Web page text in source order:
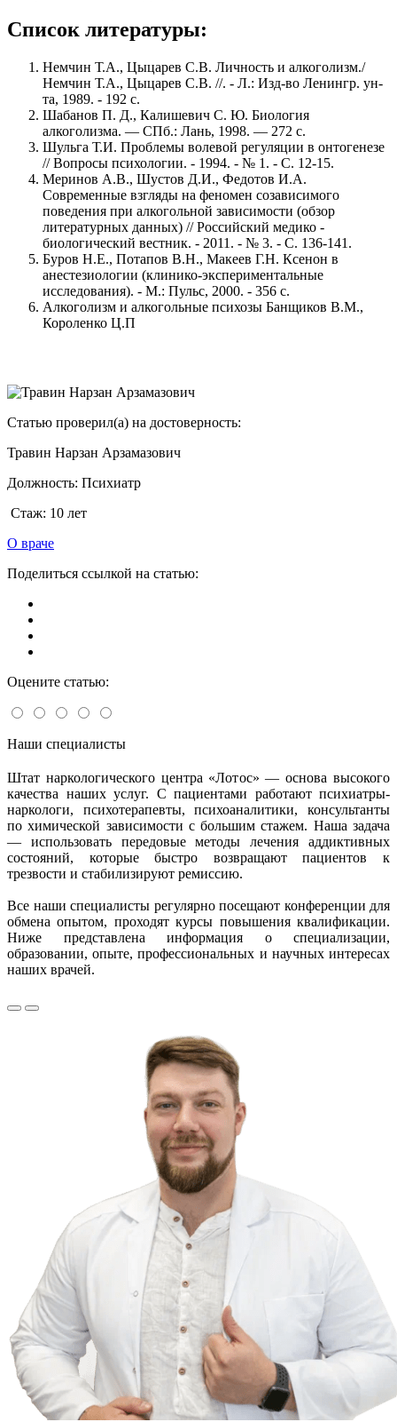
Список литературы:
Немчин Т.А., Цыцарев С.В. Личность и алкоголизм./
Немчин Т.А., Цыцарев С.В. //. - Л.: Изд-во Ленингр. ун-
та, 1989. - 192 с.
Шабанов П. Д., Калишевич С. Ю. Биология
алкоголизма. — СПб.: Лань, 1998. — 272 с.
Шульга Т.И. Проблемы волевой регуляции в онтогенезе
// Вопросы психологии. - 1994. - № 1. - С. 12-15.
Меринов А.В., Шустов Д.И., Федотов И.А.
Современные взгляды на феномен созависимого
поведения при алкогольной зависимости (обзор
литературных данных) // Российский медико -
биологический вестник. - 2011. - № 3. - С. 136-141.
Буров Н.Е., Потапов В.Н., Макеев Г.Н. Ксенон в
анестезиологии (клинико-экспериментальные
исследования). - М.: Пульс, 2000. - 356 с.
Алкоголизм и алкогольные психозы Банщиков В.М.,
Короленко Ц.П
Статью проверил(а) на достоверность:
Травин Нарзан Арзамазович
Должность: Психиатр
Стаж: 10 лет
О враче
Поделиться ссылкой на статью:
Оцените статью:
Наши специалисты
Штат наркологического центра «Лотос» — основа высокого
качества наших услуг. С пациентами работают психиатры-
наркологи, психотерапевты, психоаналитики, консультанты
по химической зависимости с большим стажем. Наша задача
— использовать передовые методы лечения аддиктивных
состояний, которые быстро возвращают пациентов к
трезвости и стабилизируют ремиссию.
Все наши специалисты регулярно посещают конференции для
обмена опытом, проходят курсы повышения квалификации.
Ниже представлена информация о специализации,
образовании, опыте, профессиональных и научных интересах
наших врачей.